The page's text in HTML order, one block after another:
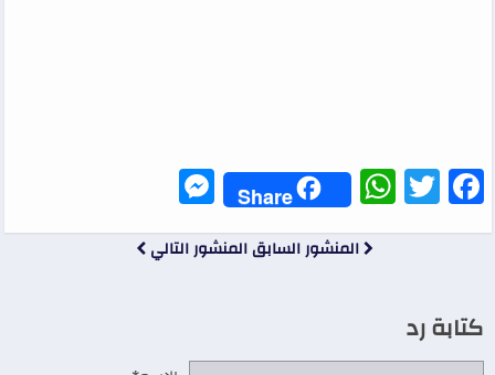
Facebook
Twitter
WhatsApp
Share
المنشور السابقالمنشور التالي
كتابة رد